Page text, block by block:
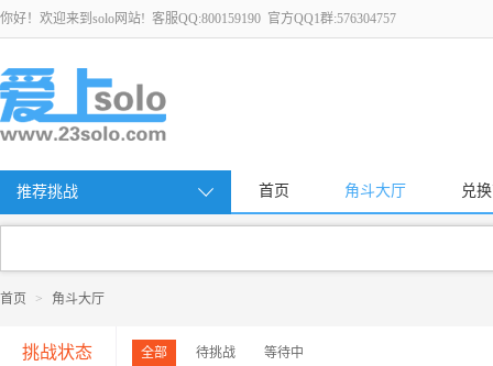
你好！欢迎来到solo网站! 客服QQ:800159190 官方QQ1群:576304757
推荐挑战 首页 角斗大厅 兑
首页 > 角斗大厅
挑战状态 全部 待挑战 等待中